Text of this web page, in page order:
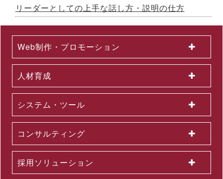
国土交通省採択の二地域居住事業に参画、新たな人流創出へ～
「白川町二地域居住促進コンソーシアム」協定締結のお知らせ
2026.07.01
2026年６月度KPI（業績指標）進捗状況
2026.06.12
待値の理解」を軸に、７月から新たに３研修を公開講座で開催
2026.06.08
催 ～問題意識調査結果から、日本企業における課題を読み解く
2026.06.03
＜第３弾＞「AI活用を１億人に」交通広告を６月より大幅拡大
～東名阪エリアの主要路線にて、教育による業務へのAI活用支
援を力強く訴求
2026.06.01
組織変更及び人事異動に関するお知らせ
2026.06.01
2026年５月度KPI（業績指標）進捗状況
リーダーとしての上手な話し方・説明の仕方
Web制作・プロモーション
人材育成
システム・ツール
コンサルティング
採用ソリューション